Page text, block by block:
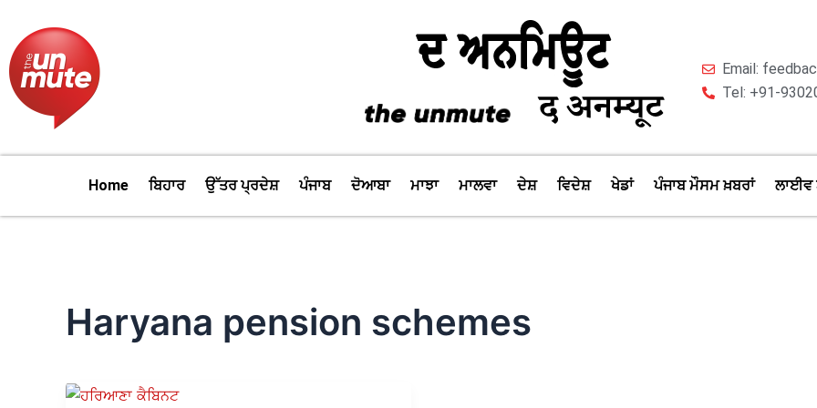
content
Email:
Tel: +91-
Home ਬਿਹਾਰ ਉੱਤਰ ਪ੍ਰਦੇਸ਼ ਪੰਜਾਬ ਦੋਆਬਾ ਮਾਝਾ ਮਾਲਵਾ ਦੇਸ਼ ਵਿਦੇਸ਼ ਖੇਡਾਂ ਪੰਜਾਬ ਮੌਸਮ ਖ਼ਬਰਾਂ ਲਾਈਵ
Haryana pension schemes